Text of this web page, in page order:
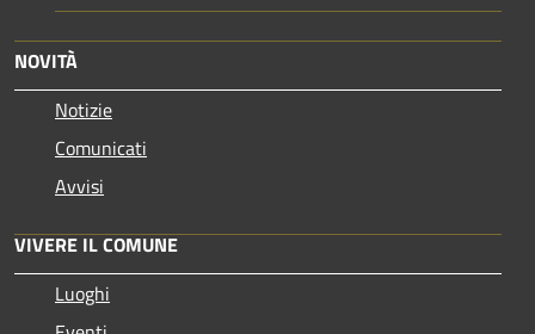
NOVITÀ
Notizie
Comunicati
Avvisi
VIVERE IL COMUNE
Luoghi